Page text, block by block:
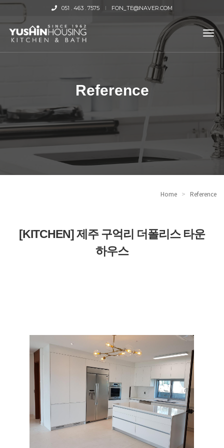
051 . 463 . 7575 FON_TE@NAVER.COM
Reference
Home > Reference
[KITCHEN] 제주 구억리 더폴리스 타운
하우스